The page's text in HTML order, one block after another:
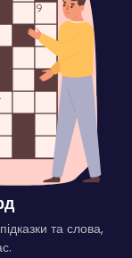
та слова,